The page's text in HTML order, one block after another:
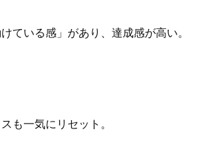
ている感」があり、達成感が高い。
も一気にリセット。